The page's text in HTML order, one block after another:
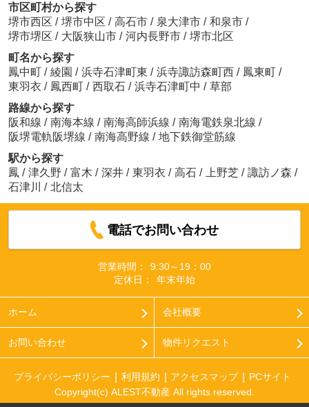
市区町村から探す
堺市西区 / 堺市中区 / 高石市 / 泉大津市 / 和泉市 /
堺市堺区 / 大阪狭山市 / 河内長野市 / 堺市北区
町名から探す
鳳中町 / 綾園 / 浜寺石津町東 / 浜寺諏訪森町西 / 鳳東町 /
東羽衣 / 鳳西町 / 西取石 / 浜寺石津町中 / 草部
路線から探す
阪和線 / 南海本線 / 南海高師浜線 / 南海電鉄泉北線 /
阪堺電軌阪堺線 / 南海高野線 / 地下鉄御堂筋線
駅から探す
鳳 / 津久野 / 富木 / 深井 / 東羽衣 / 高石 / 上野芝 / 諏訪ノ森 /
石津川
/ 北信太
電話でお問い合わせ
営業時間：
9:30～19：00
定休日：
年末年始
ホーム 会社概要
お問い合わせ 物件リクエスト
プライバシーポリシー 利用規約 アクセスマップ
PCサイト
Copyright(c) ALEST不動産 All rights reserved.